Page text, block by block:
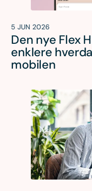
5 JUN 2026
Den nye Flex
enklere
mobilen